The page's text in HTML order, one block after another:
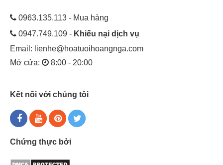
0963.135.113 - Mua hàng
0947.749.109 - Khiếu nại dịch vụ
Email: lienhe@hoatuoihoangnga.com
Mở cửa:
8:00 - 20:00
Kết nối với chúng tôi
Chứng thực bởi